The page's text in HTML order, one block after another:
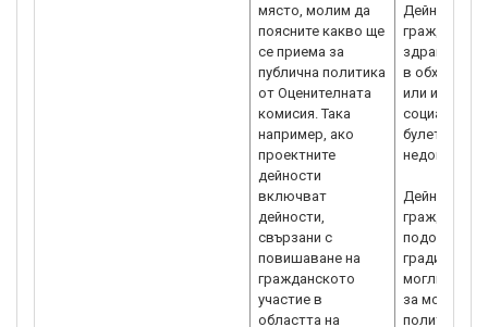
място, молим да
поясните какво ще
се приема за
публична политика
от Оценителната
комисия. Така
например, ако
проектните
дейности
включват
дейности,
свързани с
повишаване на
гражданското
участие в
областта на
Дейности,
в обхвата
или
социалните
булет от
Дейности,
градини,
могли да
за
политики в